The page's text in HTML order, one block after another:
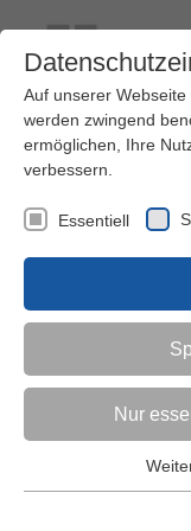
Kontakt Ihre Meinung
Kinder (0-6)
Jugendliche
Auf unserer
werden zwingend
ermöglichen, Ihre
verbessern.
Essentiell
Nur
Essentielle